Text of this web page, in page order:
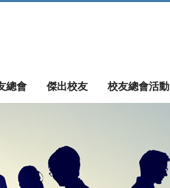
總會 傑出校友 校友總會活動